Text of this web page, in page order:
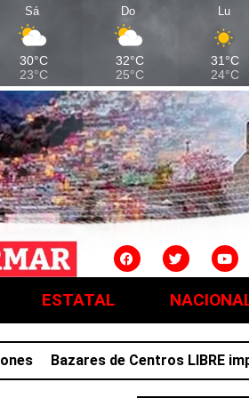
Sá
30°C
23°C
Do
32°C
25°C
Lu
31°C
24°C
ESTATAL
Bazares de Centros LIBRE